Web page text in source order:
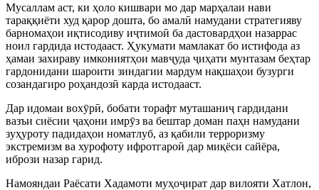
Мусаллам аст, ки ҳоло кишвари мо дар марҳалаи нави
тараққиёти худ қарор дошта, бо амалӣ намудани стратегияву
барномаҳои иқтисодиву иҷтимоӣ ба дастовардҳои назаррас
ноил гардида истодааст. Ҳукумати мамлакат бо истифода аз
ҳамаи захираву имкониятҳои мавҷуда ҷиҳати мунтазам беҳтар
гардонидани шароити зиндагии мардум нақшаҳои бузурги
созандагиро роҳандозӣ карда истодааст.
Дар идомаи вохӯрӣ, бобати торафт муташаниҷ гардидани
вазъи сиёсии ҷаҳони имрӯз ва бештар доман паҳн намудани
зуҳуроту падидаҳои номатлуб, аз қабили терроризму
экстремизм ва хурофоту ифротгароӣ дар миқёси сайёра,
ибрози назар гарид.
Намояндаи Раёсати Хадамоти муҳоҷират дар вилояти Хатлон,